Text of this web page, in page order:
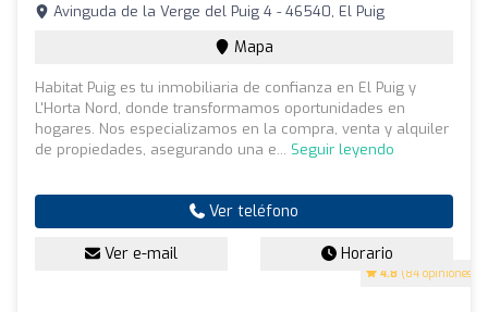
4.8 (84 opiniones)
Avinguda de la Verge del Puig 4 - 46540, El Puig
Mapa
Habitat Puig es tu inmobiliaria de confianza en El Puig y
L'Horta Nord, donde transformamos oportunidades en
hogares. Nos especializamos en la compra, venta y alquiler
de propiedades, asegurando una e... Seguir leyendo
Ver teléfono
Ver e-mail Horario